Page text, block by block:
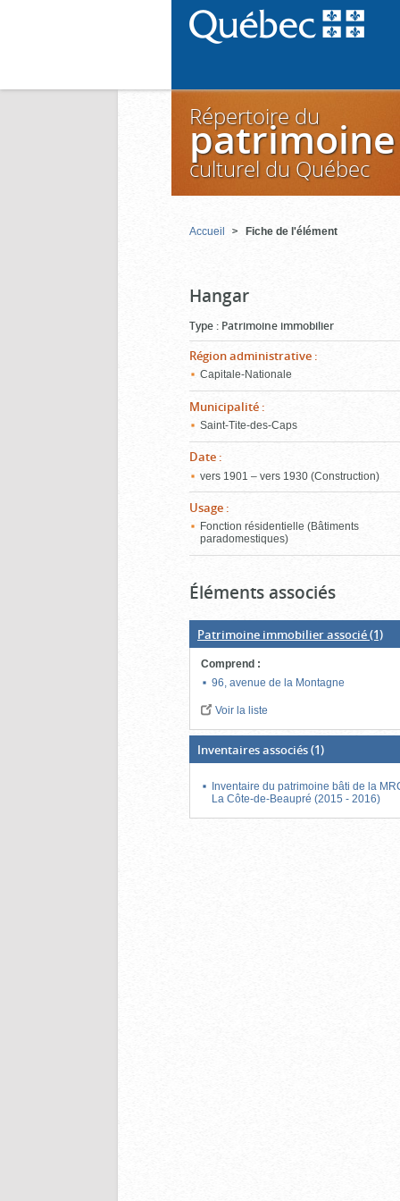
Répertoire du
patrimoine
culturel du Québec
Accueil Fiche de l'élément
Hangar
Type : Patrimoine immobilier
Région administrative :
Capitale-Nationale
Municipalité :
Saint-Tite-des-Caps
Date :
vers 1901 – vers 1930 (Construction)
Usage :
Fonction résidentielle (Bâtiments
paradomestiques)
Éléments associés
Patrimoine immobilier associé(1)
Comprend :
96, avenue de la Montagne
Voir la liste
Inventaires associés(1)
Inventaire du patrimoine bâti de la
La Côte-de-Beaupré (2015 - 2016)